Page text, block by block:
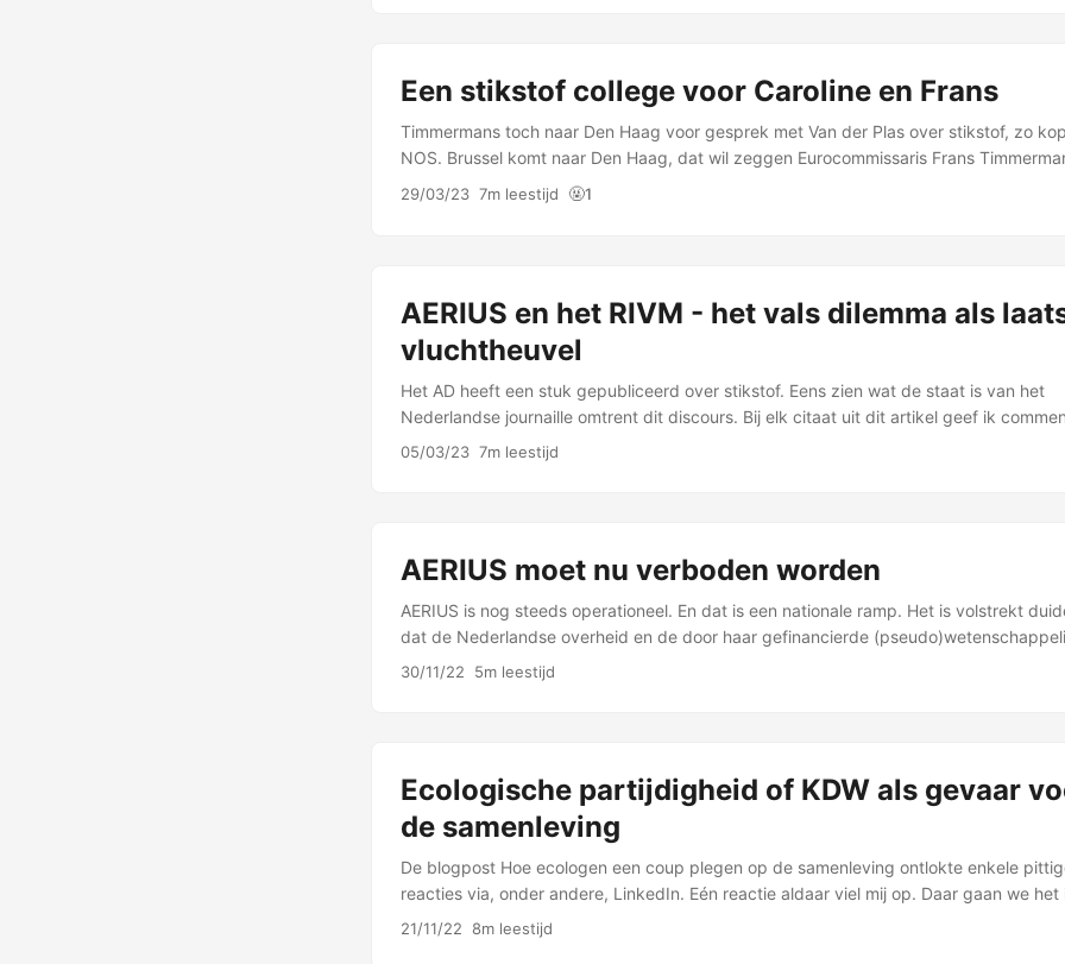
Een stikstof college voor Caroline en Frans
Timmermans toch naar Den Haag voor gesprek met Van der Plas over stikstof, zo
NOS. Brussel komt naar Den Haag, dat wil zeggen Eurocommissaris Frans
gaat op de thee/koffie bij …
29/03/23 7m leestijd 🤬1
AERIUS en het RIVM - het vals dilemma als
vluchtheuvel
Het AD heeft een stuk gepubliceerd over stikstof. Eens zien wat de staat is van het
Nederlandse journaille omtrent dit discours. Bij elk citaat uit dit artikel geef ik
Daarbij ga ik ervan …
05/03/23 7m leestijd
AERIUS moet nu verboden worden
AERIUS is nog steeds operationeel. En dat is een nationale ramp. Het is volstrekt
dat de Nederlandse overheid en de door haar gefinancierde
instituties …
30/11/22 5m leestijd
Ecologische partijdigheid of KDW als gevaar
de samenleving
De blogpost Hoe ecologen een coup plegen op de samenleving ontlokte enkele
reacties via, onder andere, LinkedIn. Eén reactie aldaar viel mij op. Daar gaan we het
deze blogpost over hebben …
21/11/22 8m leestijd